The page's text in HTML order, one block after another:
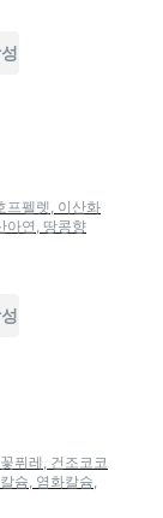
프펠렛, 이산화
아연, 땅콩향
퓌레, 건조코코
슘, 염화칼슘,